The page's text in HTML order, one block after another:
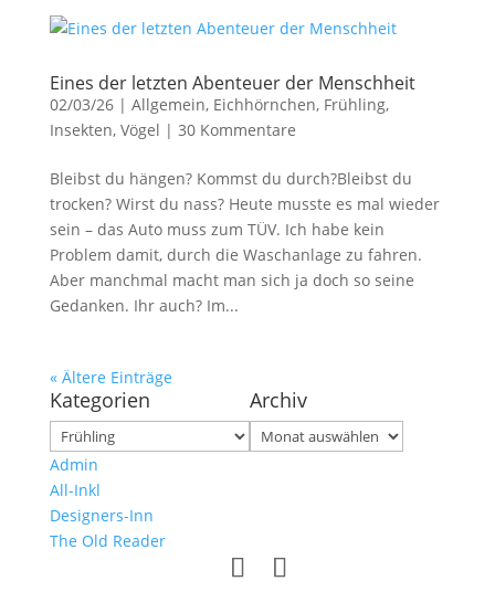
Eines der letzten Abenteuer der Menschheit
02/03/26| Allgemein, Eichhörnchen, Frühling,
Insekten, Vögel | 30 Kommentare
Bleibst du hängen? Kommst du durch?Bleibst du
trocken? Wirst du nass? Heute musste es mal wieder
sein – das Auto muss zum TÜV. Ich habe kein
Problem damit, durch die Waschanlage zu fahren.
Aber manchmal macht man sich ja doch so seine
Gedanken. Ihr auch? Im...
« Ältere Einträge
Kategorien
Kategorien
Archiv
Archiv
Admin
All-Inkl
Designers-Inn
The Old Reader